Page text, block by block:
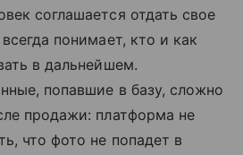
соглашается отдать свое
понимает, кто и как
в дальнейшем.
попавшие в базу, сложно
продажи: платформа не
что фото не попадет в